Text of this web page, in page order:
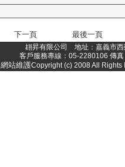
下一頁 最後一頁
翃昇有限公司 地址：嘉義市西
客戶服務專線：05-2280106 傳
網站維護Copyright (c) 2008 All Rights